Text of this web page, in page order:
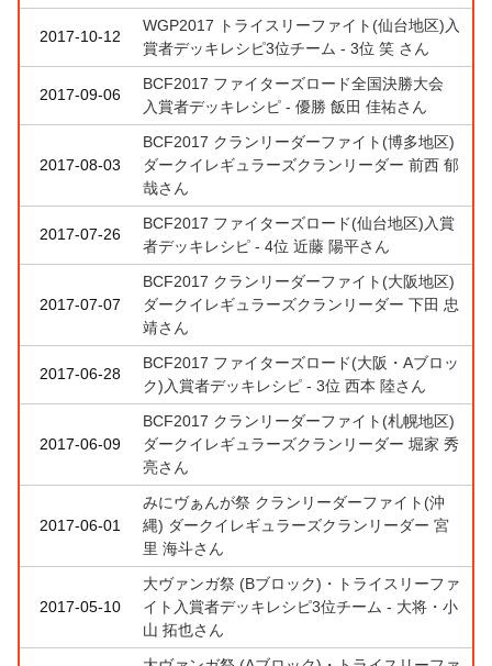
2017-10-12
WGP2017 トライスリーファイト(仙台地区)入
賞者デッキレシピ3位チーム - 3位 笑 さん
2017-09-06
BCF2017 ファイターズロード全国決勝大会
入賞者デッキレシピ - 優勝 飯田 佳祐さん
2017-08-03
BCF2017 クランリーダーファイト(博多地区)
ダークイレギュラーズクランリーダー 前西 郁
哉さん
2017-07-26
BCF2017 ファイターズロード(仙台地区)入賞
者デッキレシピ - 4位 近藤 陽平さん
2017-07-07
BCF2017 クランリーダーファイト(大阪地区)
ダークイレギュラーズクランリーダー 下田 忠
靖さん
2017-06-28
BCF2017 ファイターズロード(大阪・Aブロッ
ク)入賞者デッキレシピ - 3位 西本 陸さん
2017-06-09
BCF2017 クランリーダーファイト(札幌地区)
ダークイレギュラーズクランリーダー 堀家 秀
亮さん
2017-06-01
みにヴぁんが祭 クランリーダーファイト(沖
縄) ダークイレギュラーズクランリーダー 宮
里 海斗さん
2017-05-10
大ヴァンガ祭 (Bブロック)・トライスリーファ
イト入賞者デッキレシピ3位チーム - 大将・小
山 拓也さん